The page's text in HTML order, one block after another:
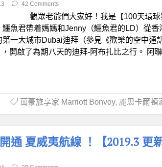
42 Comments
觀眾老爺們大家好！我是【100天環
魚君帶着媽媽和Jenny（鱷魚君的LD）從香
一大城市Dubai迪拜（參見《歡樂的空中通
開啟了為期八天的迪拜-阿布扎比之行。 阿
萬豪旅享家 Marriott Bonvoy, 麗思卡爾頓
通 夏威夷航線 ！【2019.3 更